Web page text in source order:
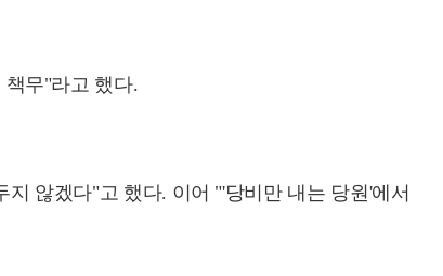
무"라고 했다.
않겠다"고 했다. 이어 "'당비만 내는 당원'에서